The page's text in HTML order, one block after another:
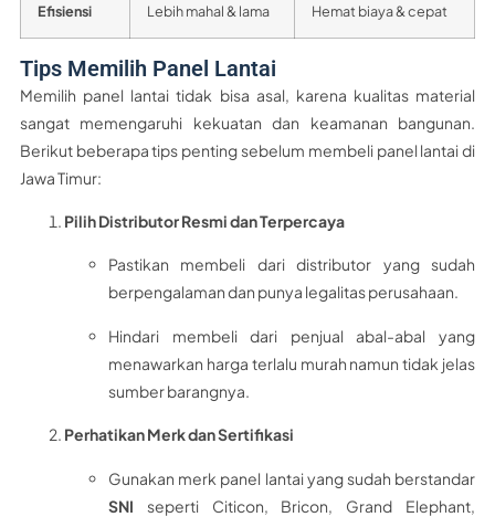
Efisiensi Lebih mahal & lama Hemat biaya & cepat
Tips Memilih Panel Lantai
Memilih panel lantai tidak bisa asal, karena kualitas material
sangat memengaruhi kekuatan dan keamanan bangunan.
Berikut beberapa tips penting sebelum membeli panel lantai di
Jawa Timur:
Pilih Distributor Resmi dan Terpercaya
Pastikan membeli dari distributor yang sudah
berpengalaman dan punya legalitas perusahaan.
Hindari membeli dari penjual abal-abal yang
menawarkan harga terlalu murah namun tidak jelas
sumber barangnya.
Perhatikan Merk dan Sertifikasi
Gunakan merk panel lantai yang sudah berstandar
SNI seperti Citicon, Bricon, Grand Elephant,